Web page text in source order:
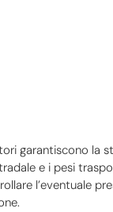
garantiscono la
e i pesi
l’eventuale